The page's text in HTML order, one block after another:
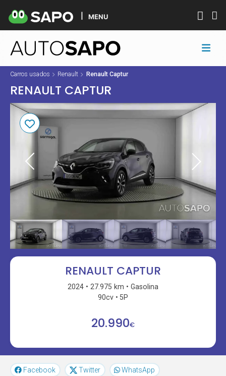
MENU
Carros usados Renault Renault Captur
RENAULT CAPTUR
RENAULT CAPTUR
2024 27.975 km
Gasolina
90cv
5P
20.990€
Facebook Twitter WhatsApp